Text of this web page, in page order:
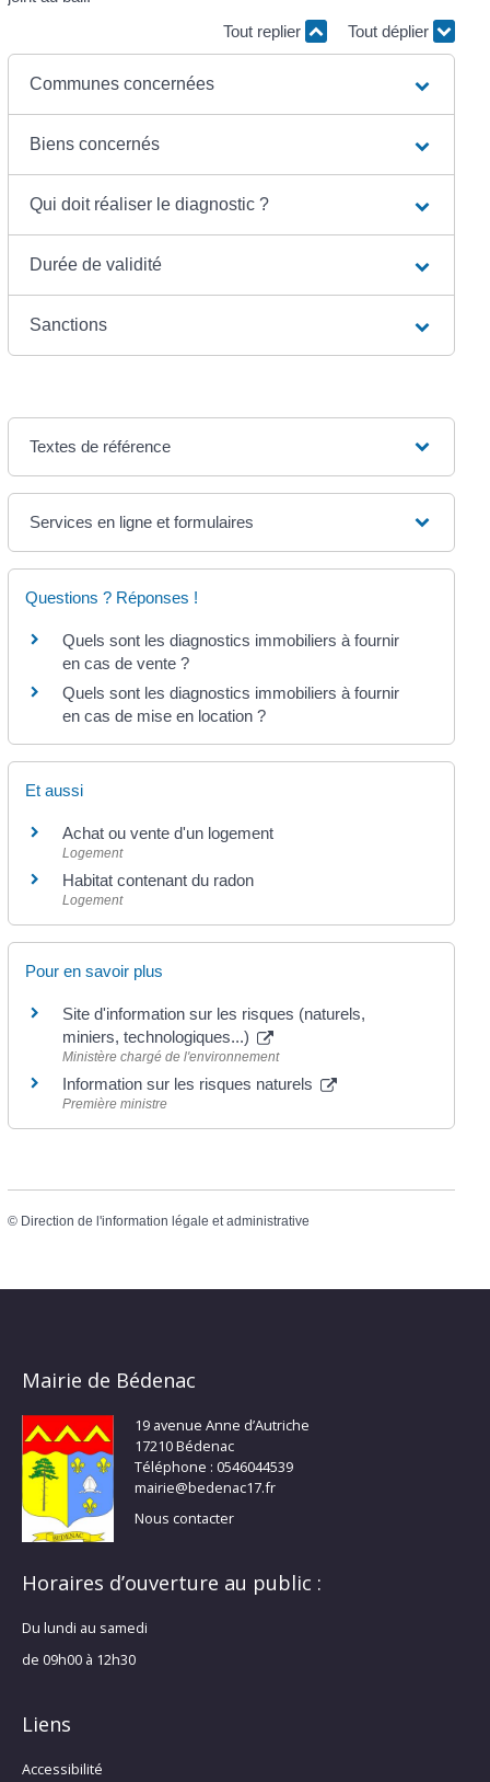
Tout replier
Tout déplier
Communes concernées
Biens concernés
Qui doit réaliser le diagnostic ?
Durée de validité
Sanctions
Textes de référence
Services en ligne et formulaires
Questions ? Réponses !
Quels sont les diagnostics immobiliers à fournir
en cas de vente ?
Quels sont les diagnostics immobiliers à fournir
en cas de mise en location ?
Et aussi
Achat ou vente d'un logement
Logement
Habitat contenant du radon
Logement
Pour en savoir plus
Site d'information sur les risques (naturels,
miniers, technologiques...)
Ministère chargé de l'environnement
Information sur les risques naturels
Première ministre
© Direction de l'information légale et administrative
Mairie de Bédenac
19 avenue Anne d’Autriche
17210 Bédenac
Téléphone : 0546044539
mairie@bedenac17.fr
Nous contacter
Horaires d’ouverture au public :
Du lundi au samedi
de 09h00 à 12h30
Liens
Accessibilité